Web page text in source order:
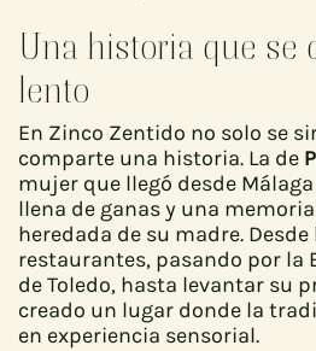
Una historia que se
lento
En Zinco Zentido no solo se
comparte una historia. La de
mujer que llegó desde
llena de ganas y una
heredada de su madre.
restaurantes, pasando por la
de Toledo, hasta levantar su
creado un lugar donde la
en experiencia sensorial.